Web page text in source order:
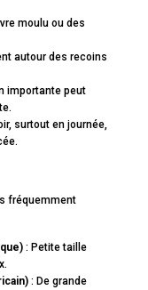
moulu ou des
autour des recoins
importante peut
surtout en journée,
fréquemment
: Petite taille
: De grande